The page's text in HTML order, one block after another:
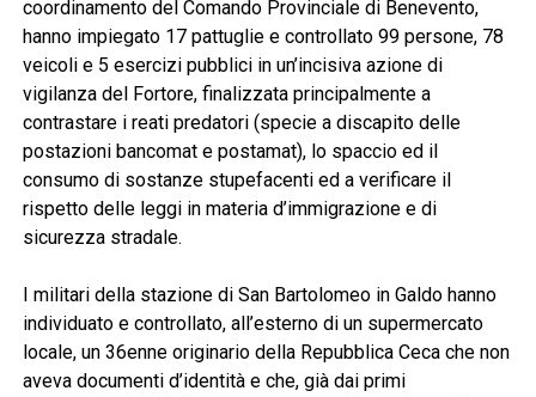
coordinamento del Comando Provinciale di Benevento,
hanno impiegato 17 pattuglie e controllato 99 persone, 78
veicoli e 5 esercizi pubblici in un’incisiva azione di
vigilanza del Fortore, finalizzata principalmente a
contrastare i reati predatori (specie a discapito delle
postazioni bancomat e postamat), lo spaccio ed il
consumo di sostanze stupefacenti ed a verificare il
rispetto delle leggi in materia d’immigrazione e di
sicurezza stradale.
I militari della stazione di San Bartolomeo in Galdo hanno
individuato e controllato, all’esterno di un supermercato
locale, un 36enne originario della Repubblica Ceca che non
aveva documenti d’identità e che, già dai primi